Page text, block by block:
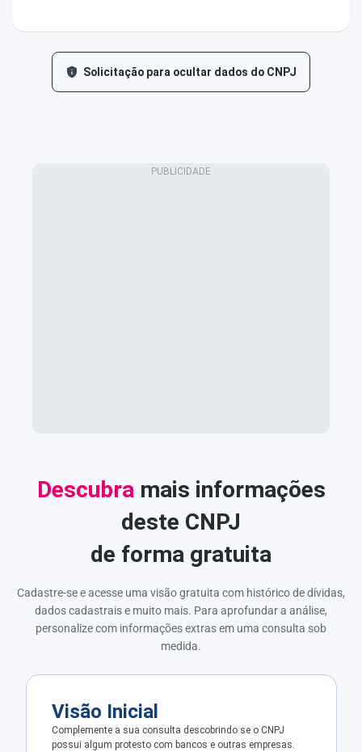
Solicitação para ocultar dados do CNPJ
Descubra mais informações
deste CNPJ
de forma gratuita
Cadastre-se e acesse uma visão gratuita com histórico de dívidas,
dados cadastrais e muito mais. Para aprofundar a análise,
personalize com informações extras em uma consulta sob
medida.
Visão Inicial
Complemente a sua consulta descobrindo se o CNPJ
possui algum protesto com bancos e outras empresas.